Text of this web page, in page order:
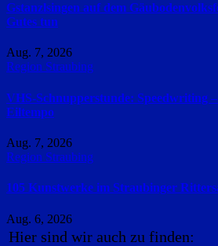
Gstanzlsingen auf dem
Gutes tun
Aug. 7, 2026
Region Straubing
VHS-Schnupperstunde: Speedwriting
Eiltempo
Aug. 7, 2026
Region Straubing
105 Kunstwerke im Straubinger
Aug. 6, 2026
Hier sind wir auch zu finden: